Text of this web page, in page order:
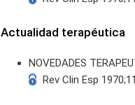
Actualidad terapéutica
NOVEDADES
Rev Clin Esp